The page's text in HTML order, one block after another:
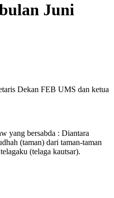
Juni
Dekan FEB UMS dan ketua
yang bersabda : Diantara
(taman) dari taman-taman
(telaga kautsar).